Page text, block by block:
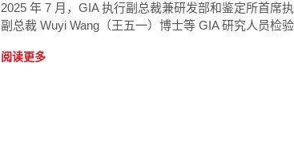
2025 年 7 月，GIA 执行副总裁兼研发部和鉴定所首席
副总裁 Wuyi Wang（王五一）博士等 GIA 研究人员检
阅读更多